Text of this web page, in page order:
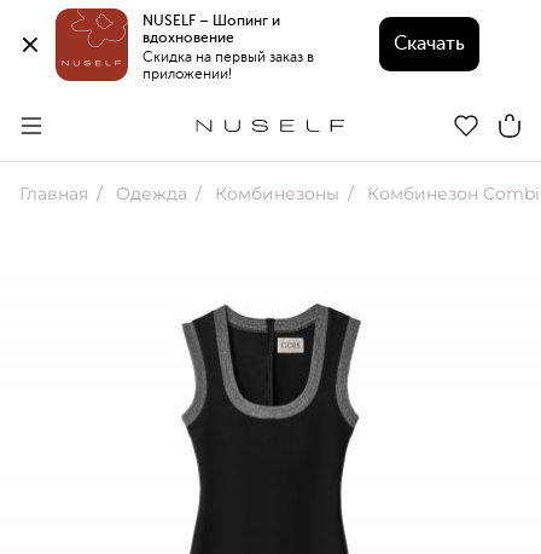
NUSELF – Шопинг и
вдохновение
Скидка на первый заказ в
приложении!
Скачать
Главная Одежда Комбинезоны Комбинезон